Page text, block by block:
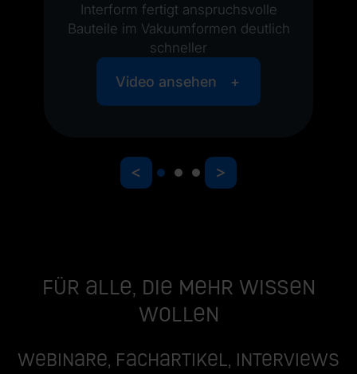
Interform fertigt anspruchsvolle
Bauteile im Vakuumformen deutlich
schneller
Video ansehen
< >
Für alle, die mehr wissen
wollen
Webinare, Fachartikel, Interviews